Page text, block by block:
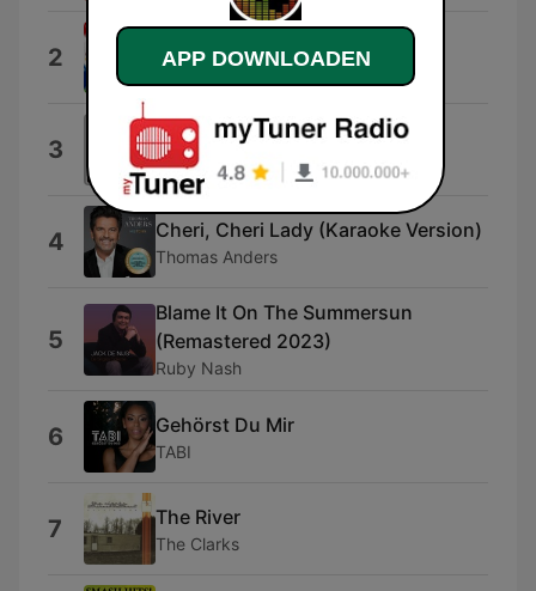
2 Helemaal Hollands
3 Junggesellen Polka
Gerald Fuchs
4 Cheri, Cheri Lady (Karaoke Version)
Thomas Anders
5
Blame It On The Summersun
(Remastered 2023)
Ruby Nash
6 Gehörst Du Mir
TABI
7 The River
The Clarks
APP DOWNLOADEN